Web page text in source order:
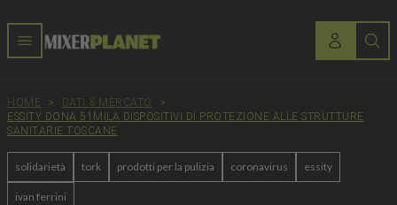
HOME > DATI & MERCATO
>
ESSITY DONA 51MILA DISPOSITIVI DI PROTEZIONE ALLE STRUTTURE
SANITARIE TOSCANE
solidarietà tork prodotti per la pulizia coronavirus essity
ivan ferrini